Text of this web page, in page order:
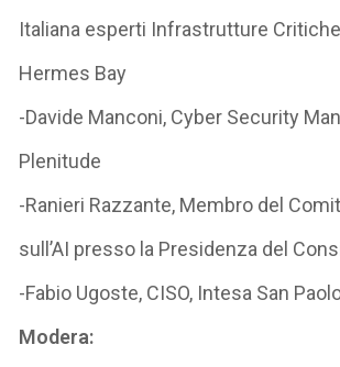
Italiana esperti Infrastrutture
Hermes Bay
-Davide Manconi, Cyber Security
Plenitude
-Ranieri Razzante, Membro del
sull’AI presso la Presidenza del
-Fabio Ugoste, CISO, Intesa San
Modera: